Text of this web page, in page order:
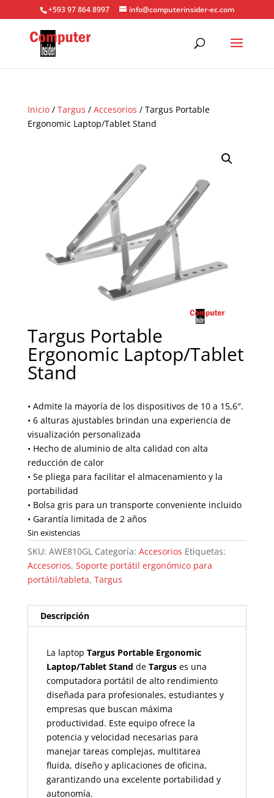
+593 97 864 8997 info@computerinsider-ec.com
Inicio/ Targus / Accesorios / Targus Portable
Ergonomic Laptop/Tablet Stand
Targus Portable
Ergonomic Laptop/Tablet
Stand
• Admite la mayoría de los dispositivos de 10 a 15,6″.
• 6 alturas ajustables brindan una experiencia de
visualización personalizada
• Hecho de aluminio de alta calidad con alta
reducción de calor
• Se pliega para facilitar el almacenamiento y la
portabilidad
• Bolsa gris para un transporte conveniente incluido
• Garantía limitada de 2 años
Sin existencias
SKU: AWE810GL Categoría: Accesorios Etiquetas:
Accesorios, Soporte portátil ergonómico para
portátil/tableta, Targus
Descripción
La laptop Targus Portable Ergonomic
Laptop/Tablet Stand de Targuses una
computadora portátil de alto rendimiento
diseñada para profesionales, estudiantes y
empresas que buscan máxima
productividad. Este equipo ofrece la
potencia y velocidad necesarias para
manejar tareas complejas, multitarea
fluida, diseño y aplicaciones de oficina,
garantizando una excelente portabilidad y
autonomía.